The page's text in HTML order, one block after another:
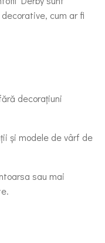
cum ar fi
decorațiuni
și modele de vârf de
sau mai